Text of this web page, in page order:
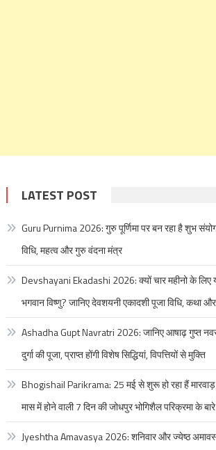
LATEST POST
Guru Purnima 2026: गुरु पूर्णिमा पर बन रहा है शुभ
विधि, महत्व और गुरु वंदना मंत्र
Devshayani Ekadashi 2026: क्यों चार महीनो के लिए
भगवान विष्णु? जानिए देवशयनी एकादशी पूजा विधि, कथा
Ashadha Gupt Navratri 2026: जानिए आषाढ़ गुप्त
दुर्गा की पूजा, प्राप्त होंगी विशेष सिद्धियां, विपत्तियों से मुक्ति
Bhogishail Parikrama: 25 मई से शुरू हो रहा हैं
मास में होने वाली 7 दिन की जोधपुर भोगिशैल परिक्रमा के
Jyeshtha Amavasya 2026: शनिवार और ज्येष्ठ